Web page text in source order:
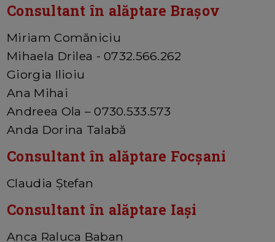
Consultant în alăptare Brașov
Miriam Comăniciu
Mihaela Drilea - 0732.566.262
Giorgia Ilioiu
Ana Mihai
Andreea Ola – 0730.533.573
Anda Dorina Talabă
Consultant în alăptare Focșani
Claudia Ștefan
Consultant în alăptare Iași
Anca Raluca Baban